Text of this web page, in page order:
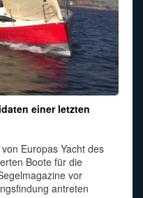
einer letzten
Europas Yacht des
Boote für die
vor
antreten